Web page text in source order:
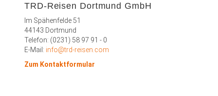
TRD-Reisen Dortmund GmbH
Im Spähenfelde 51
44143 Dortmund
Telefon: (0231) 58 97 91 - 0
E-Mail: info@trd-reisen.com
Zum Kontaktformular